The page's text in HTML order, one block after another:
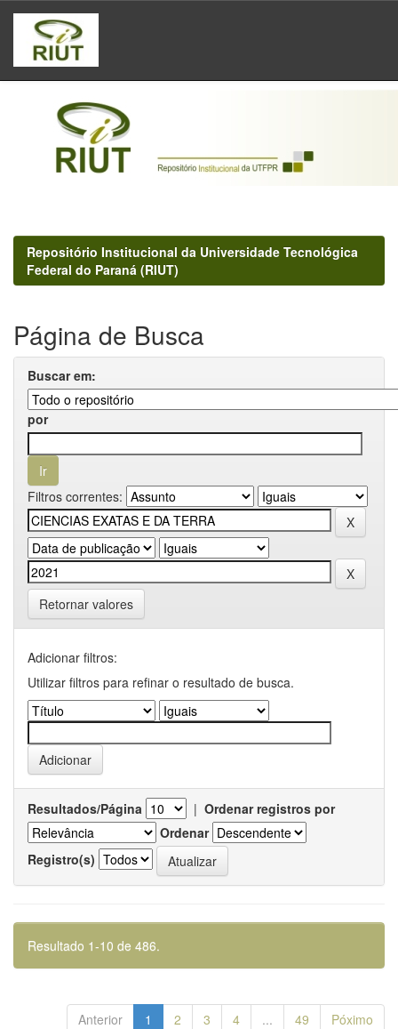
Skip
navigation
Repositório Institucional da Universidade Tecnológica
Federal do Paraná (RIUT)
Página de Busca
Buscar em:
por
Filtros correntes:
Retornar valores
Adicionar filtros:
Utilizar filtros para refinar o resultado de busca.
Resultados/Página | Ordenar registros por
Ordenar
Registro(s)
Resultado 1-10 de 486.
Anterior 1 2 3 4 ... 49 Póximo